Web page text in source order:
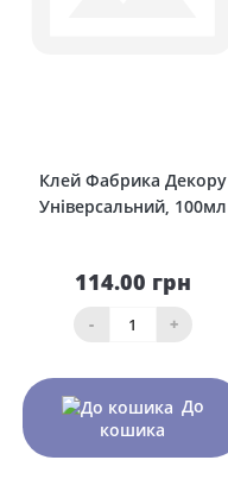
Клей Фабрика Декору
Універсальний, 100мл
114.00 грн
- +
До
кошика